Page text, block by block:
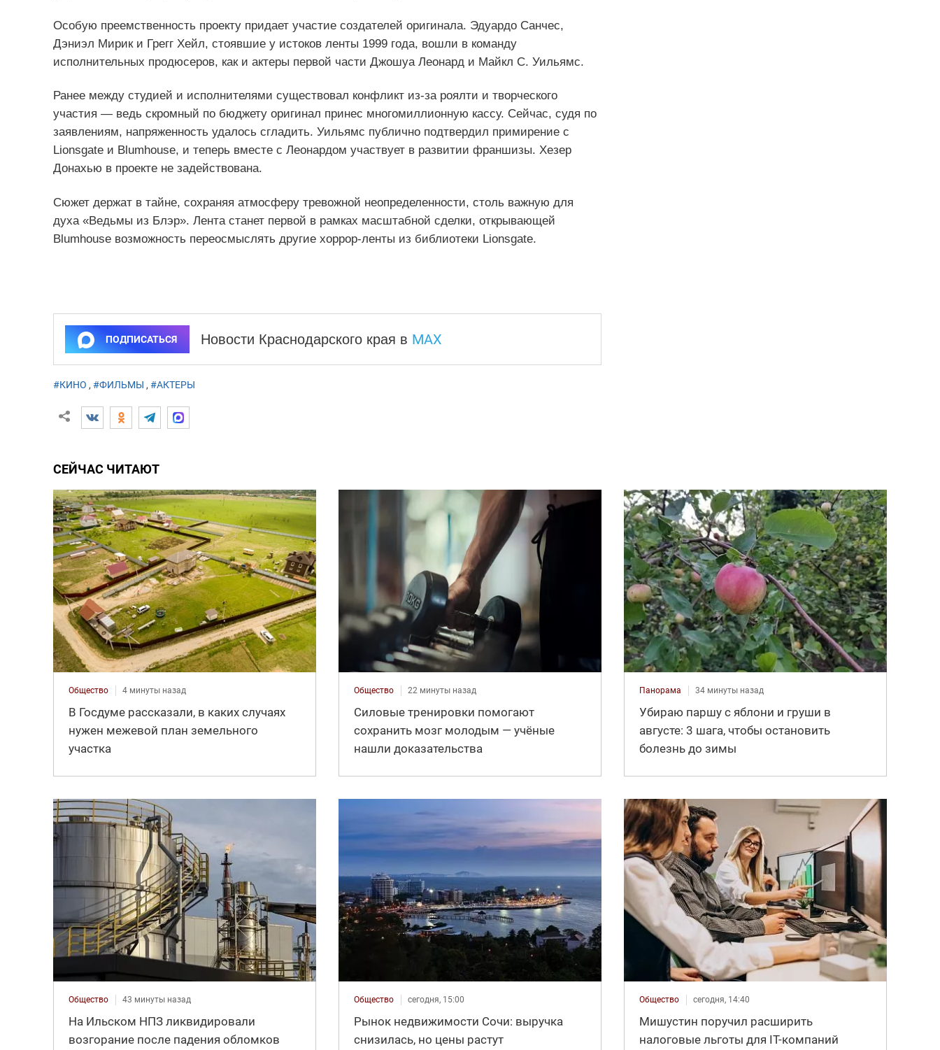
Особую преемственность проекту придает участие создателей оригинала. Эдуардо Санчес,
Дэниэл Мирик и Грегг Хейл, стоявшие у истоков ленты 1999 года, вошли в команду
исполнительных продюсеров, как и актеры первой части Джошуа Леонард и Майкл С. Уильямс.
Ранее между студией и исполнителями существовал конфликт из‑за роялти и творческого
участия — ведь скромный по бюджету оригинал принес многомиллионную кассу. Сейчас, судя по
заявлениям, напряженность удалось сгладить. Уильямс публично подтвердил примирение с
Lionsgate и Blumhouse, и теперь вместе с Леонардом участвует в развитии франшизы. Хезер
Донахью в проекте не задействована.
Сюжет держат в тайне, сохраняя атмосферу тревожной неопределенности, столь важную для
духа «Ведьмы из Блэр». Лента станет первой в рамках масштабной сделки, открывающей
Blumhouse возможность переосмыслять другие хоррор‑ленты из библиотеки Lionsgate.
ПОДПИСАТЬСЯ Новости Краснодарского края в MAX
#КИНО , #ФИЛЬМЫ , #АКТЕРЫ
СЕЙЧАС ЧИТАЮТ
Общество 4 минуты назад
В Госдуме рассказали, в каких случаях
нужен межевой план земельного
участка
Общество 22 минуты назад
Силовые тренировки помогают
сохранить мозг молодым — учёные
нашли доказательства
Панорама 34 минуты назад
Убираю паршу с яблони и груши в
августе: 3 шага, чтобы остановить
болезнь до зимы
Общество 43 минуты назад
На Ильском НПЗ ликвидировали
возгорание после падения обломков
Общество сегодня, 15:00
Рынок недвижимости Сочи: выручка
снизилась, но цены растут
Общество сегодня, 14:40
Мишустин поручил расширить
налоговые льготы для IT-компаний